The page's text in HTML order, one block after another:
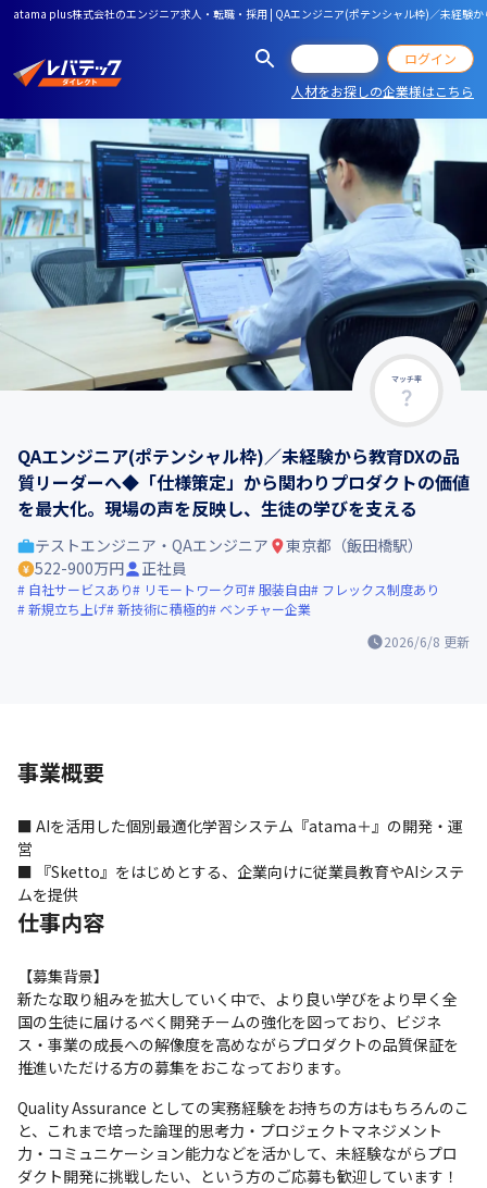
atama plus株式会社のエンジニア求人・転職・採用 | QAエンジニア(ポテンシャル枠)／未経験
ログイン
人材をお探しの企業様はこちら
マッチ率
QAエンジニア(ポテンシャル枠)／未経験から教育DXの品
質リーダーへ◆「仕様策定」から関わりプロダクトの価値
を最大化。現場の声を反映し、生徒の学びを支える
2026/6/8 更新
テストエンジニア・QAエンジニア
東京都（飯田橋駅）
522-900万円
正社員
自社サービスあり リモートワーク可 服装自由
フレックス制度あり
新規立ち上げ 新技術に積極的 ベンチャー企業
事業概要
■ AIを活用した個別最適化学習システム『atama＋』の開発・運
営
■ 『Sketto』をはじめとする、企業向けに従業員教育やAIシステ
ムを提供
仕事内容
【募集背景】
新たな取り組みを拡大していく中で、より良い学びをより早く全
国の生徒に届けるべく開発チームの強化を図っており、ビジネ
ス・事業の成長への解像度を高めながらプロダクトの品質保証を
推進いただける方の募集をおこなっております。
Quality Assurance としての実務経験をお持ちの方はもちろんのこ
と、これまで培った論理的思考力・プロジェクトマネジメント
力・コミュニケーション能力などを活かして、未経験ながらプロ
ダクト開発に挑戦したい、という方のご応募も歓迎しています！